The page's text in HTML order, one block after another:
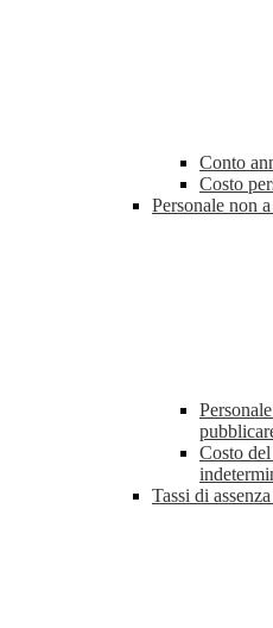
Conto
Costo
Personale non
Costo
Tassi di assenza